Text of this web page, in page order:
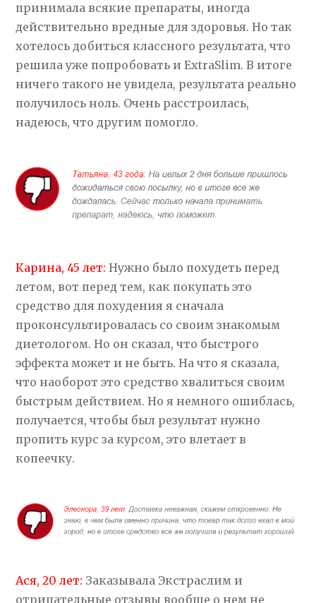
принимала всякие препараты, иногда
действительно вредные для здоровья. Но так
хотелось добиться классного результата, что
решила уже попробовать и ExtraSlim. В итоге
ничего такого не увидела, результата реально
получилось ноль. Очень расстроилась,
надеюсь, что другим помогло.
Карина, 45 лет:Нужно было похудеть перед
летом, вот перед тем, как покупать это
средство для похудения я сначала
проконсультировалась со своим знакомым
диетологом. Но он сказал, что быстрого
эффекта может и не быть. На что я сказала,
что наоборот это средство хвалиться своим
быстрым действием. Но я немного ошиблась,
получается, чтобы был результат нужно
пропить курс за курсом, это влетает в
копеечку.
Ася, 20 лет: Заказывала Экстраслим и
отрицательные отзывы вообще о нем не